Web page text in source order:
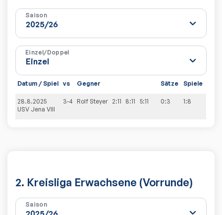
Saison
Einzel/Doppel
Datum / Spiel vs Gegner Sätze Spiele
28.8.2025
USV Jena VIII
3-4 Rolf Steyer 2:11 8:11 5:11 0:3 1:8
2. Kreisliga Erwachsene (Vorrunde)
Saison